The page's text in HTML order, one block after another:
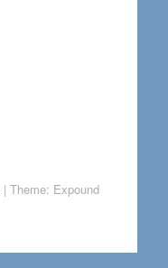
| Theme: Expound